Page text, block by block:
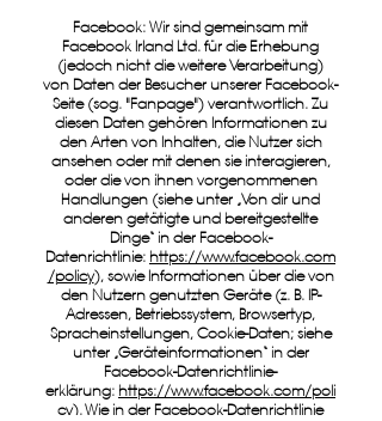
Facebook: Wir sind gemeinsam mit
Facebook Irland Ltd. für die Erhebung
(jedoch nicht die weitere Verarbeitung)
von Daten der Besucher unserer Facebook-
Seite (sog. "Fanpage") verantwortlich. Zu
diesen Daten gehören Informationen zu
den Arten von Inhalten, die Nutzer sich
ansehen oder mit denen sie interagieren,
oder die von ihnen vorgenommenen
Handlungen (siehe unter „Von dir und
anderen getätigte und bereitgestellte
Dinge“ in der Facebook-
Datenrichtlinie: https://www.facebook.com
/policy), sowie Informationen über die von
den Nutzern genutzten Geräte (z. B. IP-
Adressen, Betriebssystem, Browsertyp,
Spracheinstellungen, Cookie-Daten; siehe
unter „Geräteinformationen“ in der
Facebook-Datenrichtlinie-
erklärung: https://www.facebook.com/poli
cy). Wie in der Facebook-Datenrichtlinie